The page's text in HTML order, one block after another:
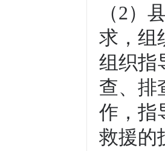
（2）
求，组
组织指
查、排
作，指
救援的